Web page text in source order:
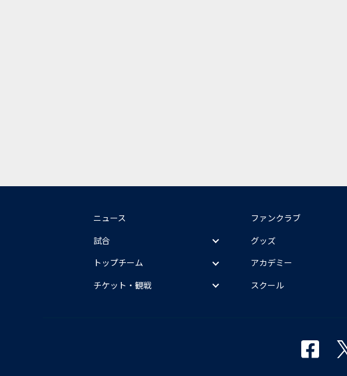
ニュース
試合
トップチーム
チケット・観戦
ファンクラブ
グッズ
アカデミー
スクール